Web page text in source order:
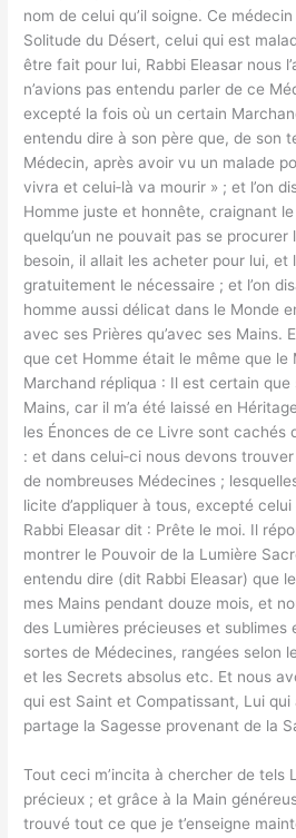
nom de celui qu’il soigne. Ce
Solitude du Désert, celui qui est
être fait pour lui, Rabbi Eleasar nous
n’avions pas entendu parler de ce
excepté la fois où un certain
entendu dire à son père que, de son
Médecin, après avoir vu un malade
vivra et celui‑là va mourir » ; et l’on
Homme juste et honnête, craignant
quelqu’un ne pouvait pas se
besoin, il allait les acheter pour lui, et
gratuitement le nécessaire ; et l’on
homme aussi délicat dans le Monde
avec ses Prières qu’avec ses Mains.
que cet Homme était le même que le
Marchand répliqua : Il est certain
Mains, car il m’a été laissé en
les Énonces de ce Livre sont cachés
: et dans celui‑ci nous devons
de nombreuses Médecines ;
licite d’appliquer à tous, excepté
Rabbi Eleasar dit : Prête le moi. Il
montrer le Pouvoir de la Lumière
entendu dire (dit Rabbi Eleasar) que
mes Mains pendant douze mois, et
des Lumières précieuses et
sortes de Médecines, rangées selon
et les Secrets absolus etc. Et nous
qui est Saint et Compatissant, Lui qui
partage la Sagesse provenant de la
Tout ceci m’incita à chercher de tels
précieux ; et grâce à la Main
trouvé tout ce que je t’enseigne